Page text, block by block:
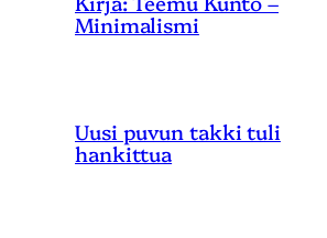
Minimalismi
Uusi puvun takki tuli
hankittua